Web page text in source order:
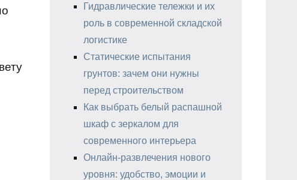
Гидравлические тележки и их
роль в современной складской
логистике
Статические испытания
грунтов: зачем они нужны
перед строительством
Как выбрать белый распашной
шкаф с зеркалом для
современного интерьера
Онлайн-развлечения нового
уровня: удобство, эмоции и